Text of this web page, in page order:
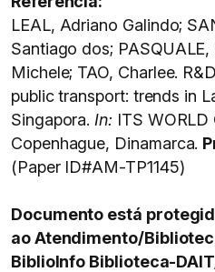
LEAL, Adriano Galindo;
Santiago dos; PASQUALE,
Michele; TAO, Charlee.
public transport: trends in
Singapora. In: ITS WORLD
Copenhague, Dinamarca.
(Paper ID#AM-TP1145)
Documento está
ao Atendimento/
BiblioInfo Biblioteca-